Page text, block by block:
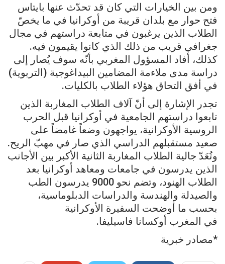
ومن بين الخيارات التي كان قد تحدّث عنها بايتاس
فتح حوار مع بلدان قريبة من أوكرانيا في ما يخصّ
الطلاب الذين يرغبون في متابعة دراستهم في مجال
جغرافي قريب من ذلك الذي كانوا يقيمون فيه.
كذلك، أفاد المسؤول المغربي بأنّه سوف يُصار إلى
دراسة مدى ملاءمة المضامين البيداغوجية (التربوية)
في أفق التحاق هؤلاء الطلاب بالكليات.
تجدر الإشارة إلى أنّ آلاف الطلاب المغاربة الذين
تابعوا دراستهم الجامعية في أوكرانيا قبل الحرب
الروسية الأوكرانية، يواجهون وضعاً غامضاً على
صعيد مستقبلهم الدراسي الذي صار في مهبّ الريح.
وتُعَدّ جالية الطلاب المغاربة الثانية الأكبر بين الأجانب
الذين يدرسون في جامعات ومعاهد أوكرانيا بعد
الطلاب الهنود، وتضم نحو 9000 يدرسون الطب
والصيدلة والهندسة والدراسات الدبلوماسية،
بحسب ما أوضحت السفيرة الأوكرانية
في المغرب أوكسانا فاسيليفا.
*مصادر خبرية